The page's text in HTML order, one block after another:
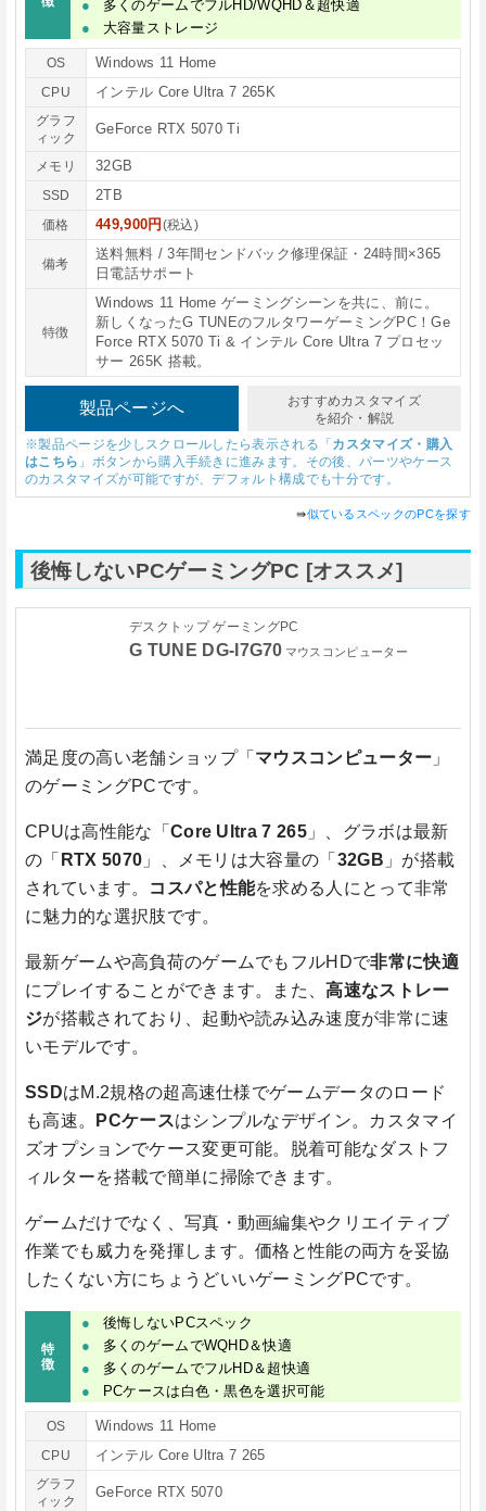
多くのゲームでフルHD/WQHD＆超快適
大容量ストレージ
OS Windows 11 Home
CPU インテル Core Ultra 7 265K
グラフ
ィック
GeForce RTX 5070 Ti
メモリ 32GB
SSD 2TB
価格 449,900円 (税込)
備考
送料無料 / 3年間センドバック修理保証・24時間×365
日電話サポート
特徴
Windows 11 Home ゲーミングシーンを共に、前に。
新しくなったG TUNEのフルタワーゲーミングPC！Ge
Force RTX 5070 Ti & インテル Core Ultra 7 プロセッ
サー 265K 搭載。
製品ページへ
おすすめカスタマイズ
を紹介・解説
※製品ページを少しスクロールしたら表示される「 カスタマイズ・購入
はこちら 」ボタンから購入手続きに進みます。その後、パーツやケース
のカスタマイズが可能ですが、デフォルト構成でも十分です。
⇛似ているスペックのPCを探す
後悔しないPCゲーミングPC [オススメ]
デスクトップ ゲーミングPC
G TUNE DG-I7G70 マウスコンピューター
満足度の高い老舗ショップ「 マウスコンピューター 」
のゲーミングPCです。
CPUは高性能な「 Core Ultra 7 265 」、グラボは最新
の「 RTX 5070 」、メモリは大容量の「 32GB 」が搭載
されています。
コスパと性能を求める人にとって非常
に魅力的な選択肢です。
最新ゲームや高負荷のゲームでもフルHDで非常に快適
にプレイすることができます。また、高速なストレー
ジが搭載されており、起動や読み込み速度が非常に速
いモデルです。
SSDはM.2規格の超高速仕様でゲームデータのロード
も高速。
PCケースはシンプルなデザイン。カスタマイ
ズオプションでケース変更可能。脱着可能なダストフ
ィルターを搭載で簡単に掃除できます。
ゲームだけでなく、写真・動画編集やクリエイティブ
作業でも威力を発揮します。価格と性能の両方を妥協
したくない方にちょうどいいゲーミングPCです。
特
徴
後悔しないPCスペック
多くのゲームでWQHD＆快適
多くのゲームでフルHD＆超快適
PCケースは白色・黒色を選択可能
OS Windows 11 Home
CPU インテル Core Ultra 7 265
グラフ
ィック
GeForce RTX 5070